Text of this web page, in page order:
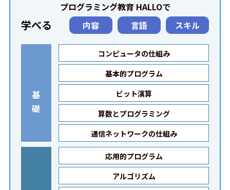
プログラミング教育 HALLOで
学べる 内容 言語 スキル
基
礎
コンピュータの仕組み
基本的プログラム
ビット演算
算数とプログラミング
通信ネットワークの仕組み
応用的プログラム
アルゴリズム